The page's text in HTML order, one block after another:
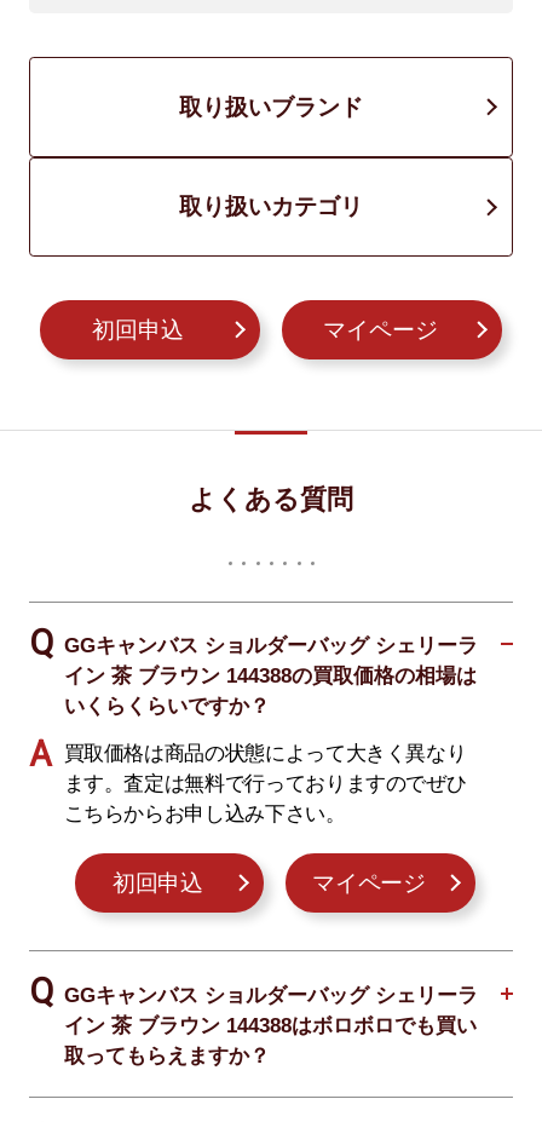
取り扱いブランド
取り扱いカテゴリ
初回申込 マイページ
よくある質問
GGキャンバス ショルダーバッグ シェリーラ
イン 茶 ブラウン 144388の買取価格の相場は
いくらくらいですか？
買取価格は商品の状態によって大きく異なり
ます。査定は無料で行っておりますのでぜひ
こちらからお申し込み下さい。
初回申込 マイページ
GGキャンバス ショルダーバッグ シェリーラ
イン 茶 ブラウン 144388はボロボロでも買い
取ってもらえますか？